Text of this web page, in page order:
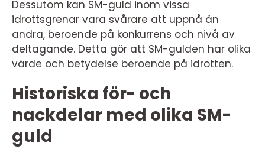
Dessutom kan SM-guld inom vissa
idrottsgrenar vara svårare att uppnå än
andra, beroende på konkurrens och nivå av
deltagande. Detta gör att SM-gulden har olika
värde och betydelse beroende på idrotten.
Historiska för- och
nackdelar med olika SM-
guld